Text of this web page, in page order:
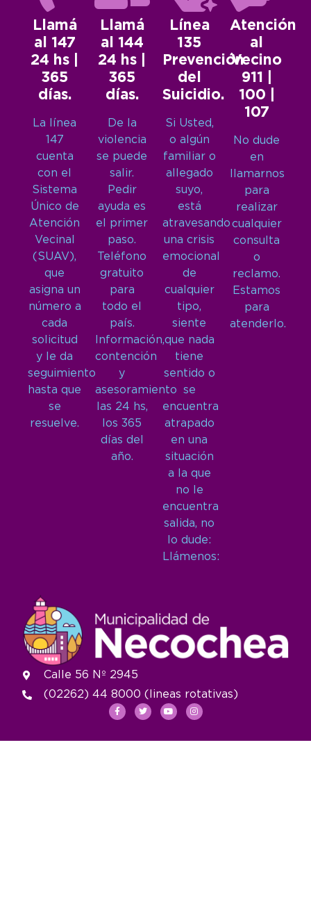
Llamá
al 147
24 hs |
365
días.
La línea
147
cuenta
con el
Sistema
Único de
Atención
Vecinal
(SUAV),
que
asigna un
número a
cada
solicitud
y le da
seguimiento
hasta que
se
resuelve.
Llamá
al 144
24 hs |
365
días.
De la
violencia
se puede
salir.
Pedir
ayuda es
el primer
paso.
Teléfono
gratuito
para
todo el
país.
Información,
contención
y
asesoramiento
las 24 hs,
los 365
días del
año.
Línea
135
Prevención
del
Suicidio.
Si Usted,
o algún
familiar o
allegado
suyo,
está
atravesando
una crisis
emocional
de
cualquier
tipo,
siente
que nada
tiene
sentido o
se
encuentra
atrapado
en una
situación
a la que
no le
encuentra
salida, no
lo dude:
Llámenos:
Atención
al
Vecino
911 |
100 |
107
No dude
en
llamarnos
para
realizar
cualquier
consulta
o
reclamo.
Estamos
para
atenderlo.
Calle 56 Nº 2945
(02262) 44 8000 (lineas rotativas)